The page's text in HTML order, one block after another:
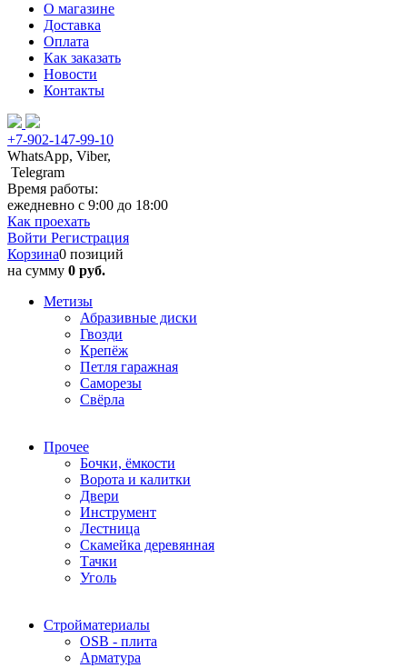
О магазине
Доставка
Оплата
Как заказать
Новости
Контакты
+7-902-147-99-10
WhatsApp, Viber,
Telegram
Время работы:
ежедневно с 9:00 до 18:00
Как проехать
Войти Регистрация
Корзина0 позиций
на сумму 0 руб.
Метизы
Абразивные диски
Гвозди
Крепёж
Петля гаражная
Саморезы
Свёрла
Прочее
Бочки, ёмкости
Ворота и калитки
Двери
Инструмент
Лестница
Скамейка деревянная
Тачки
Уголь
Стройматериалы
OSB - плита
Арматура